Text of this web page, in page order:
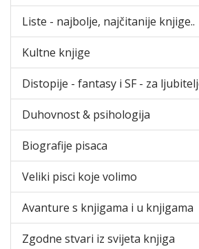
Liste - najbolje, najčitanije knjige..
Kultne knjige
Distopije - fantasy i SF - za
Duhovnost & psihologija
Biografije pisaca
Veliki pisci koje volimo
Avanture s knjigama i u knjigama
Zgodne stvari iz svijeta knjiga